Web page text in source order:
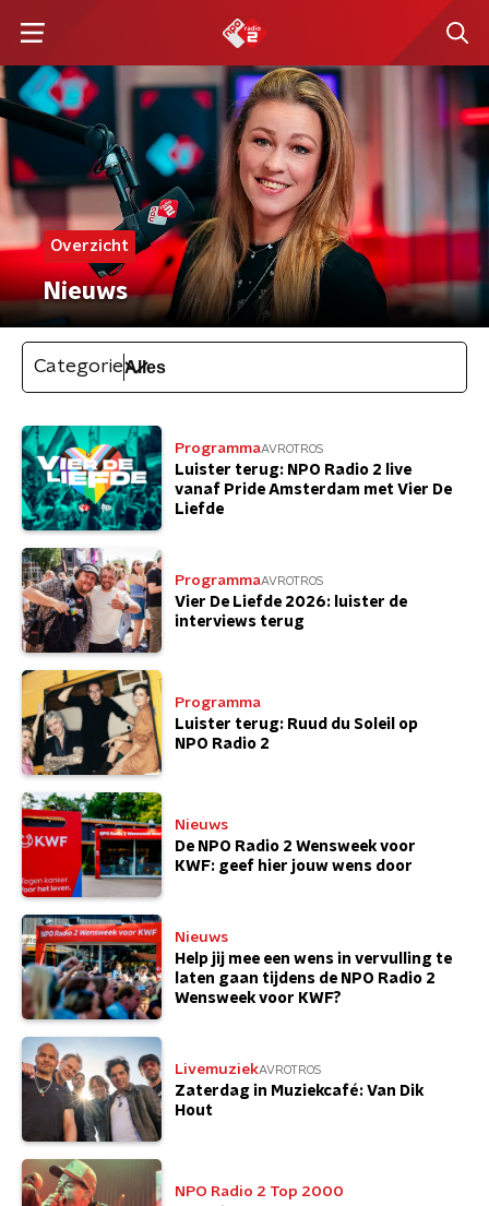
Overzicht
Nieuws
Categorie
ProgrammaAVROTROS
Luister terug: NPO Radio 2 live
vanaf Pride Amsterdam met Vier De
Liefde
ProgrammaAVROTROS
Vier De Liefde 2026: luister de
interviews terug
Programma
Luister terug: Ruud du Soleil op
NPO Radio 2
Nieuws
De NPO Radio 2 Wensweek voor
KWF: geef hier jouw wens door
Nieuws
Help jij mee een wens in vervulling te
laten gaan tijdens de NPO Radio 2
Wensweek voor KWF?
LivemuziekAVROTROS
Zaterdag in Muziekcafé: Van Dik
Hout
NPO Radio 2 Top 2000